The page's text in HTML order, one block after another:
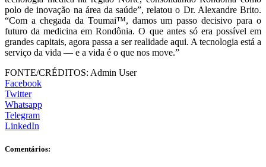
polo de inovação na área da saúde”, relatou o Dr. Alexandre Brito.
“Com a chegada da Toumai™, damos um passo decisivo para o
futuro da medicina em Rondônia. O que antes só era possível em
grandes capitais, agora passa a ser realidade aqui. A tecnologia está a
serviço da vida — e a vida é o que nos move.”
FONTE/CRÉDITOS: Admin User
Facebook
Twitter
Whatsapp
Telegram
LinkedIn
Comentários: